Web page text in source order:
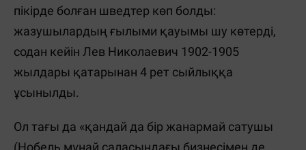
пікірде болған шведтер көп болды:
жазушылардың ғылыми қауымы шу көтерді,
содан кейін Лев Николаевич 1902-1905
жылдары қатарынан 4 рет сыйлыққа
ұсынылды.
Ол тағы да «қандай да бір жанармай сатушы
(Нобель мұнай саласындағы бизнесімен де